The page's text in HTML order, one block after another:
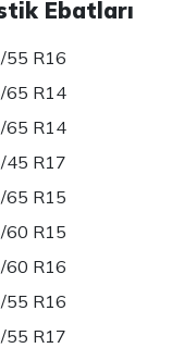
Ebatları
55 R16
65 R14
65 R14
45 R17
65 R15
60 R15
60 R16
55 R16
55 R17